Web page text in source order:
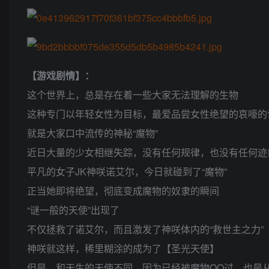
【游戏剧情】：
这个世界上，总是存在着一些大家无法理解的生物
这种专门以年轻女性为目标，最爱品尝女性绝望的哀嚎
就是大家口中流传的神秘“魔物”
近日大量的少女相继失踪，没有任何规律，也没有任何
平凡的女子JK神咲诺艾尔，今日就碰到了“魔物”
正当她即将绝望，彻底变成魔物的奴隶的瞬间
“谜一般的天使”出现了
不仅拯救了诺艾尔，而且激发了神咲体内的“救世主之力”
神咲就这样，稀里糊涂的成为了【圣光天使】